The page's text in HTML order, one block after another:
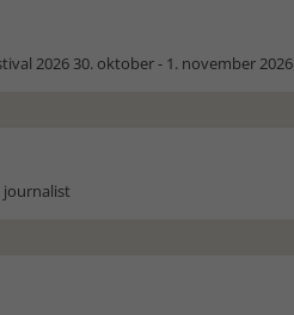
2026 30. oktober - 1. november 2026